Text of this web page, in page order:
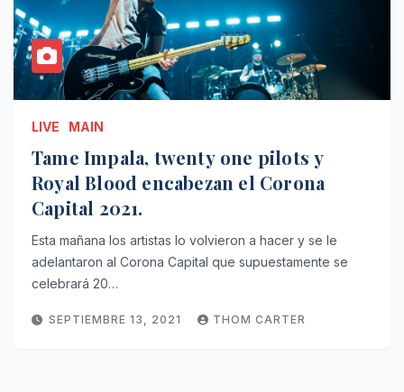
LIVE MAIN
Tame Impala, twenty one pilots y
Royal Blood encabezan el Corona
Capital 2021.
Esta mañana los artistas lo volvieron a hacer y se le
adelantaron al Corona Capital que supuestamente se
celebrará 20…
SEPTIEMBRE 13, 2021 THOM CARTER